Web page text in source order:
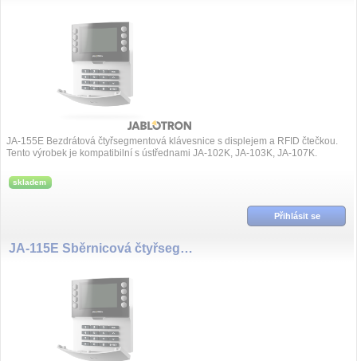
JA-155E Bezdrátová čtyřsegmentová klávesnice s displejem a RFID čtečkou.
Tento výrobek je kompatibilní s ústřednami JA-102K, JA-103K, JA-107K.
skladem
Přihlásit se
JA-115E Sběrnicová čtyřsegmentová klávesnice s displejem a RFID čtečkou